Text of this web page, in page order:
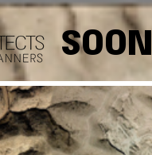
SOON